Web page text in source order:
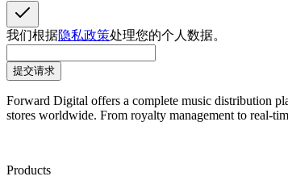
我们根据隐私政策处理您的个人数据。
提交请求
Forward Digital offers a complete music distribution
stores worldwide. From royalty management to real-
Products